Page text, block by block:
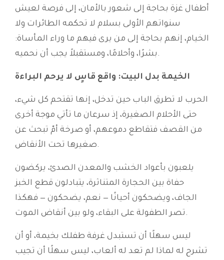
أطفال غزة بحاجة إلى شعور بالأمان، إلى فرصة لعيش
سنواتهم الأولى بسلام لا تحكمه الطائرات ولا
الخيام، إنهم بحاجة إلى من يرى فيهم ما وراء المأساة:
بشرًا، وأحلامًا، ومستقبلاً يجب أن نحميه.
الخيمة بدل البيت: واقع قاسٍ لا يرحم البراءة
الحرب لا تطرق الباب حين تدخل، إنها تقتحم كل شيء،
حتى الأحلام الصغيرة، إذ سرعان ما تأتي موجة أخرى
من القصف فتقاطع دموعهم، أو صرخة أمّ تبحث عن
صغيرها تحت الأنقاض.
يلعبون بأعواد الخشب والمعدن الصدئ، يركضون
حفاة بين الحجارة المتناثرة، يتبادلون قطع الخبز
الجاف، ويضحكون أحيانًا — نعم، يضحكون — فهكذا
تصر الطفولة على البقاء، ولو بين أنقاض الموت.
ليس سهلًا أن تستبدل غرفة طفلك بخيمة، أو أن
تشرح له لماذا لم تعد له ألعاب، ليس سهلًا أن تجيب